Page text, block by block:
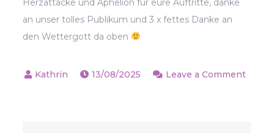
Herzattacke und Aphelion für eure Auftritte, danke
an unser tolles Publikum und 3 x fettes Danke an
den Wettergott da oben
13/08/2025
Leave a Comment